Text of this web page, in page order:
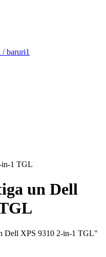
/ baruri1
in-1 TGL
un Dell
Dell XPS 9310 2-in-1 TGL"